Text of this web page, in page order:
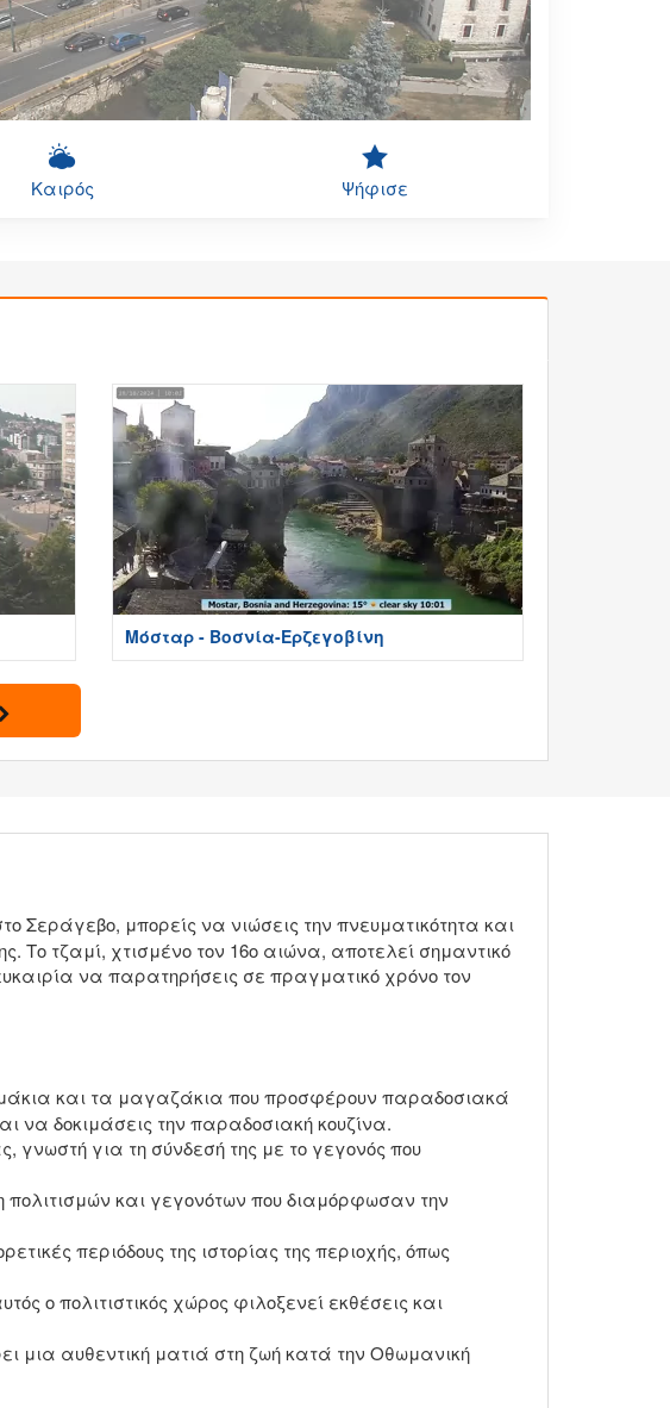
Καιρός Ψήφισε
Μόσταρ - Βοσνία-Ερζεγοβίνη
Σεράγεβο, μπορείς να νιώσεις την πνευματικότητα και
Το τζαμί, χτισμένο τον 16ο αιώνα, αποτελεί σημαντικό
να παρατηρήσεις σε πραγματικό χρόνο τον
και τα μαγαζάκια που προσφέρουν παραδοσιακά
να δοκιμάσεις την παραδοσιακή κουζίνα.
για τη σύνδεσή της με το γεγονός που
πολιτισμών και γεγονότων που διαμόρφωσαν την
περιόδους της ιστορίας της περιοχής, όπως
ο πολιτιστικός χώρος φιλοξενεί εκθέσεις και
αυθεντική ματιά στη ζωή κατά την Οθωμανική